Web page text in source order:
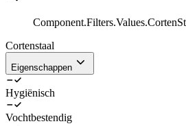
Cortenstaal
Eigenschappen
Hygiënisch
Vochtbestendig